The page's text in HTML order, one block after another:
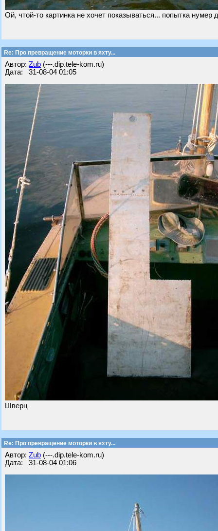
Ой, чтой-то картинка не хочет показываться... попытка нумер
Re: Про превращение моторки в яхту...
Автор: Zub (---.dip.tele-kom.ru)
Дата: 31-08-04 01:05
Шверц
Re: Про превращение моторки в яхту...
Автор: Zub (---.dip.tele-kom.ru)
Дата: 31-08-04 01:06